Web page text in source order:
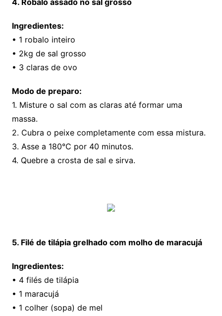
4. Robalo assado no sal grosso
Ingredientes:
• 1 robalo inteiro
• 2kg de sal grosso
• 3 claras de ovo
Modo de preparo:
1. Misture o sal com as claras até formar uma
massa.
2. Cubra o peixe completamente com essa mistura.
3. Asse a 180°C por 40 minutos.
4. Quebre a crosta de sal e sirva.
5. Filé de tilápia grelhado com molho de maracujá
Ingredientes:
• 4 filés de tilápia
• 1 maracujá
• 1 colher (sopa) de mel